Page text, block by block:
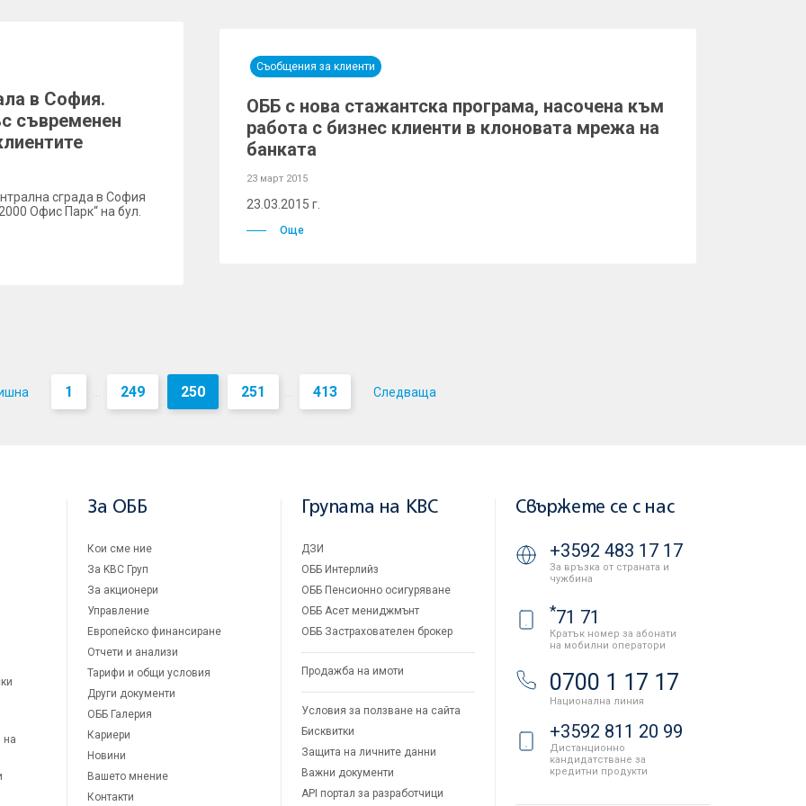
в София.
съвременен
сграда в София
Офис Парк“ на бул.
Съобщения за клиенти
ОББ с нова стажантска програма, насочена към
работа с бизнес клиенти в клоновата мрежа на
банката
23 март 2015
23.03.2015 г.
Още
1 ... 249 250 251 ... 413 Следваща
на
За ОББ
Кои сме ние
За KBC Груп
За акционери
Управление
Европейско финансиране
Отчети и анализи
Тарифи и общи условия
Други документи
ОББ Галерия
Кариери
Новини
Вашето мнение
Контакти
Групата на KBC
ДЗИ
ОББ Интерлийз
ОББ Пенсионно осигуряване
ОББ Асет мениджмънт
ОББ Застрахователен брокер
Продажба на имоти
Условия за ползване на сайта
Бисквитки
Защита на личните данни
Важни документи
API портал за разработчици
Свържете се с нас
+3592 483 17 17
За връзка от страната и
чужбина
*71 71
Кратък номер за абонати
на мобилни оператори
0700 1 17 17
Национална линия
+3592 811 20 99
Дистанционно
кандидатстване за
кредитни продукти